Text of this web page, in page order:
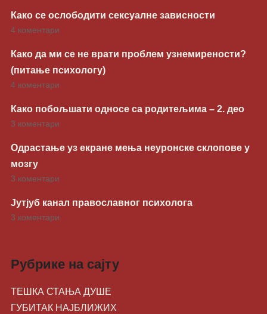
Како се ослободити сексуалне зависности
4 коментари
Како да ми се не врати проблем узнемирености?
(питање психологу)
4 коментари
Како побољшати односе са родитељима – 2. део
3 коментари
Одрастање уз екране мења неуронске склопове у
мозгу
3 коментари
Јутјуб канал православног психолога
3 коментари
Рубрике на сајту
ТЕШКА СТАЊА ДУШЕ
ГУБИТАК НАЈБЛИЖИХ